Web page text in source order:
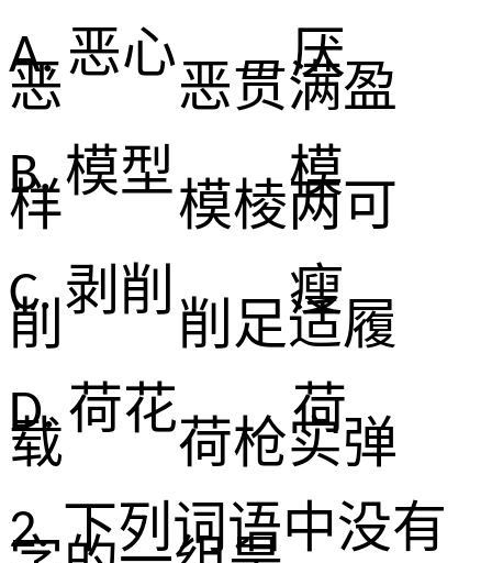
A.恶心 厌
恶 恶贯满盈
B.模型模
样模棱两可
C.剥 削 瘦
削 削 足适履
D.荷花 荷
载荷枪实弹
2.下列词语中没有